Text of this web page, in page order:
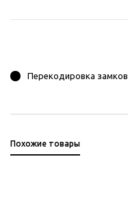
Перекодировка замков
Похожие товары